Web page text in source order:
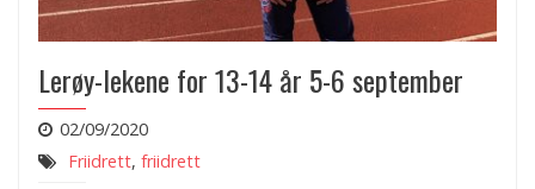
Lerøy-lekene for 13-14 år 5-6 september
02/09/2020
Friidrett, friidrett